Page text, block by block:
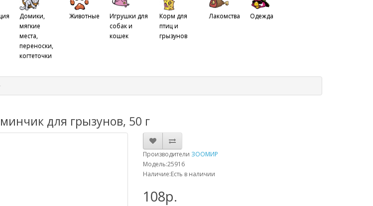
Домики,
мягкие
места,
переноски,
когтеточки
Животные
Игрушки для
собак и
кошек
Корм для
птиц и
грызунов
Лакомства Одежда
для грызунов, 50 г
Производители ЗООМИР
Модель:25916
Наличие:Есть в наличии
108р.